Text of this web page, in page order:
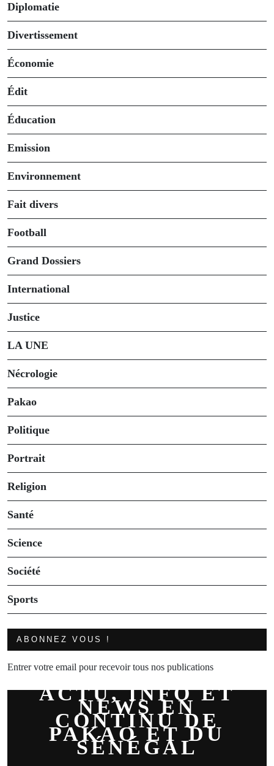
Diplomatie
Divertissement
Économie
Édit
Éducation
Emission
Environnement
Fait divers
Football
Grand Dossiers
International
Justice
LA UNE
Nécrologie
Pakao
Politique
Portrait
Religion
Santé
Science
Société
Sports
ABONNEZ VOUS !
Entrer votre email pour recevoir tous nos publications
ACTU, INFO ET
NEWS EN
CONTINU DE
PAKAO ET DU
SÉNÉGAL